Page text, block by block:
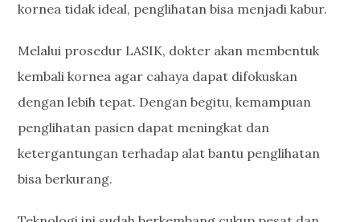
kornea tidak ideal, penglihatan bisa menjadi kabur.
Melalui prosedur LASIK, dokter akan membentuk
kembali kornea agar cahaya dapat difokuskan
dengan lebih tepat. Dengan begitu, kemampuan
penglihatan pasien dapat meningkat dan
ketergantungan terhadap alat bantu penglihatan
bisa berkurang.